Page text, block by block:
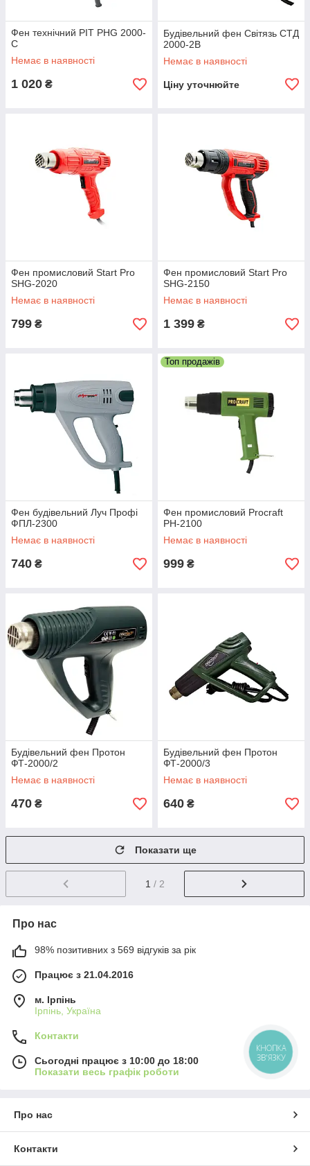
Фен технічний PIT PHG 2000-
C
Немає в наявності
1 020 ₴
Будівельний фен Світязь СТД
2000-2В
Немає в наявності
Ціну уточнюйте
Фен промисловий Start Pro
SHG-2020
Немає в наявності
799 ₴
Фен промисловий Start Pro
SHG-2150
Немає в наявності
1 399 ₴
Фен будівельний Луч Профі
ФПЛ-2300
Немає в наявності
740 ₴
Топ продажів
Фен промисловий Procraft
PH-2100
Немає в наявності
999 ₴
Будівельний фен Протон
ФТ-2000/2
Немає в наявності
470 ₴
Будівельний фен Протон
ФТ-2000/3
Немає в наявності
640 ₴
Показати ще
1 / 2
Про нас
98% позитивних з 569 відгуків за рік
Працює з 21.04.2016
м. Ірпінь
Ірпінь, Україна
Контакти
Сьогодні працює з 10:00 до 18:00
Показати весь графік роботи
Про нас
Контакти
КНОПКА
ЗВ'ЯЗКУ